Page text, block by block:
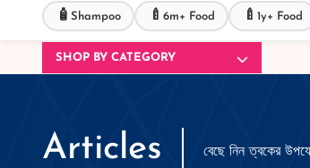
🧴 Shampoo 🍼 6m+ Food 🍼 1y+ Food
SHOP BY CATEGORY
Articles বেছে নিন ত্বকের